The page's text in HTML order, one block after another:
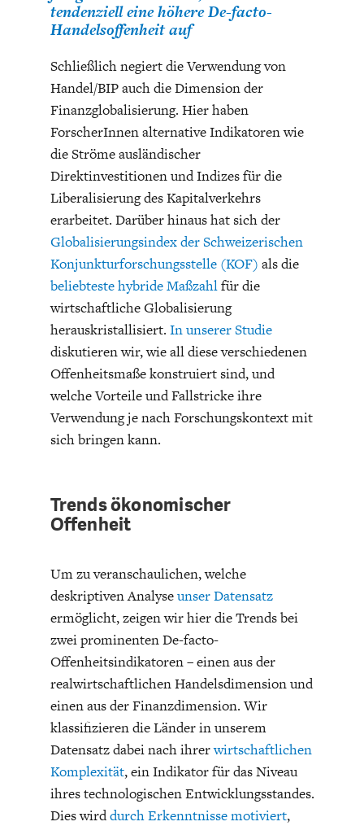
tendenziell eine höhere De-facto-
Handelsoffenheit auf
Schließlich negiert die Verwendung von
Handel/BIP auch die Dimension der
Finanzglobalisierung. Hier haben
ForscherInnen alternative Indikatoren wie
die Ströme ausländischer
Direktinvestitionen und Indizes für die
Liberalisierung des Kapitalverkehrs
erarbeitet. Darüber hinaus hat sich der
Globalisierungsindex der Schweizerischen
Konjunkturforschungsstelle (KOF) als die
beliebteste hybride Maßzahlfür die
wirtschaftliche Globalisierung
herauskristallisiert. In unserer Studie
diskutieren wir, wie all diese verschiedenen
Offenheitsmaße konstruiert sind, und
welche Vorteile und Fallstricke ihre
Verwendung je nach Forschungskontext mit
sich bringen kann.
Trends ökonomischer
Offenheit
Um zu veranschaulichen, welche
deskriptiven Analyseunser Datensatz
ermöglicht, zeigen wir hier die Trends bei
zwei prominenten De-facto-
Offenheitsindikatoren – einen aus der
realwirtschaftlichen Handelsdimension und
einen aus der Finanzdimension. Wir
klassifizieren die Länder in unserem
Datensatz dabei nach ihrerwirtschaftlichen
Komplexität, ein Indikator für das Niveau
ihres technologischen Entwicklungsstandes.
Dies wirddurch Erkenntnisse motiviert,